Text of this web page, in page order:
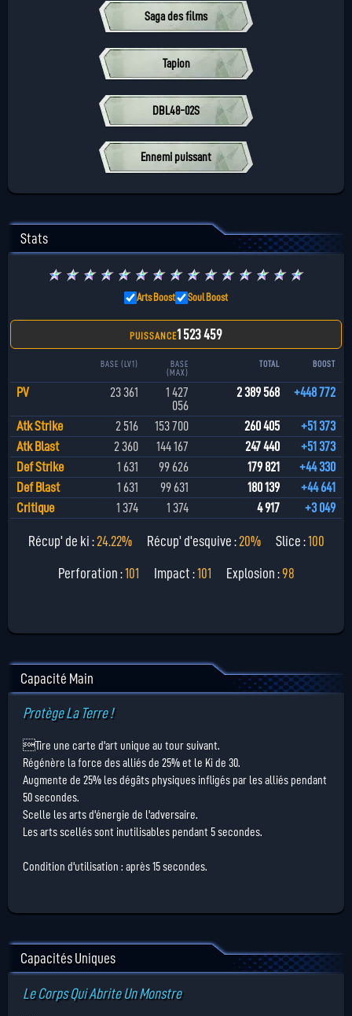
Saga des films
Tapion
DBL48-02S
Ennemi puissant
Stats
★ ★ ★ ★ ★ ★ ★ ★ ★ ★ ★ ★ ★ ★ ★
Arts Boost Soul Boost
PUISSANCE1 523 459
BASE (LV1)
BASE
(MAX)
TOTAL BOOST
PV 23 361
1 427
056
2 389 568 +448 772
Atk Strike 2 516 153 700 260 405
+51 373
Atk Blast
2 360 144 167 247 440
+51 373
Def Strike
1 631 99 626 179 821
+44 330
Def Blast
1 631 99 631 180 139
+44 641
Critique
1 374 1 374 4 917 +3 049
Récup' de ki : 24.22% Récup' d'esquive : 20% Slice :100
Perforation :101 Impact :101 Explosion :98
Capacité Main
Protège La Terre !
Tire une carte d'art unique au tour suivant.
Régénère la force des alliés de 25% et le Ki de 30.
Augmente de 25% les dégâts physiques infligés par les alliés pendant
50 secondes.
Scelle les arts d'énergie de l'adversaire.
Les arts scellés sont inutilisables pendant 5 secondes.
Condition d'utilisation : après 15 secondes.
Capacités Uniques
Le Corps Qui Abrite Un Monstre